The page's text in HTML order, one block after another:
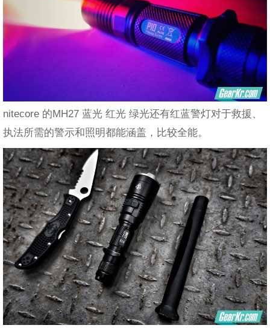
nitecore 的MH27 蓝光 红光 绿光还有红蓝警灯对于救援、
执法所需的警示和照明都能涵盖，比较全能。